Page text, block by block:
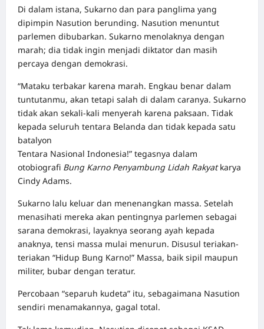
Di dalam istana, Sukarno dan para panglima yang
dipimpin Nasution berunding. Nasution menuntut
parlemen dibubarkan. Sukarno menolaknya dengan
marah; dia tidak ingin menjadi diktator dan masih
percaya dengan demokrasi.
“Mataku terbakar karena marah. Engkau benar dalam
tuntutanmu, akan tetapi salah di dalam caranya. Sukarno
tidak akan sekali-kali menyerah karena paksaan. Tidak
kepada seluruh tentara Belanda dan tidak kepada satu
batalyon
Tentara Nasional Indonesia!” tegasnya dalam
otobiografi Bung Karno Penyambung Lidah Rakyatkarya
Cindy Adams.
Sukarno lalu keluar dan menenangkan massa. Setelah
menasihati mereka akan pentingnya parlemen sebagai
sarana demokrasi, layaknya seorang ayah kepada
anaknya, tensi massa mulai menurun. Disusul teriakan-
teriakan “Hidup Bung Karno!” Massa, baik sipil maupun
militer, bubar dengan teratur.
Percobaan “separuh kudeta” itu, sebagaimana Nasution
sendiri menamakannya, gagal total.